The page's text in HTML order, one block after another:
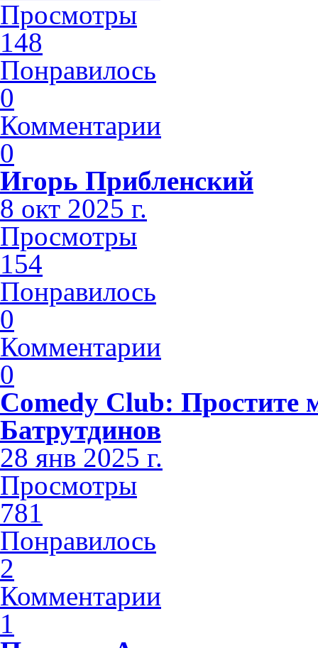
Просмотры
148
Понравилось
0
Комментарии
0
Игорь Прибленский
8 окт 2025 г.
Просмотры
154
Понравилось
0
Комментарии
0
Comedy Club:
Батрутдинов
28 янв 2025 г.
Просмотры
781
Понравилось
2
Комментарии
1